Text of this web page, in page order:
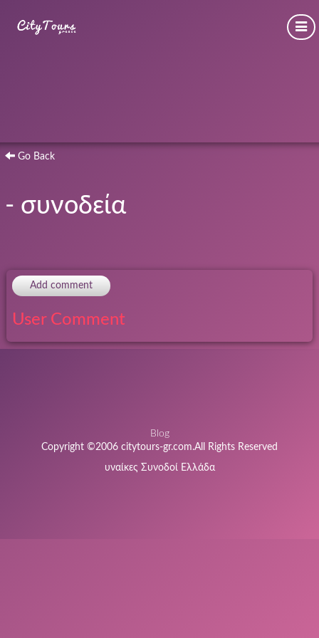
Go Back
- συνοδεία
Add comment
User Comment
Blog
Copyright ©2006 citytours-gr.com.All Rights Reserved
υναίκες Συνοδοί Ελλάδα